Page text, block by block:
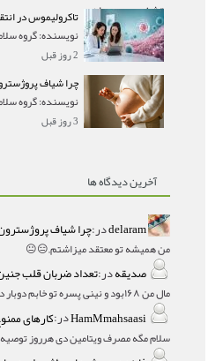
2 روز قبل
3 روز قبل
آخرین دیدگاه ها
delaramدر:چرا شیاف
من همیشه تو معتقد میزاشتم,,😑😐
صدیقهدر:تعداد ضربان قلب
HamMmahsaasiدر:کارهای